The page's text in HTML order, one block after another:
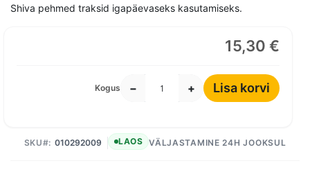
Shiva pehmed traksid igapäevaseks kasutamiseks.
15,30 €
Kogus − + Lisa korvi
VÄLJASTAMINE 24H JOOKSUL
SKU 010292009 LAOS